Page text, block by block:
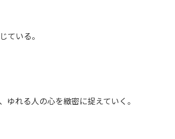
ている。
れる人の心を緻密に捉えていく。